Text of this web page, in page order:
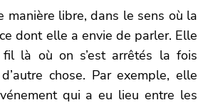
manière libre, dans le sens où la
dont elle a envie de parler. Elle
là où on s’est arrêtés la fois
chose. Par exemple, elle
qui a eu lieu entre les